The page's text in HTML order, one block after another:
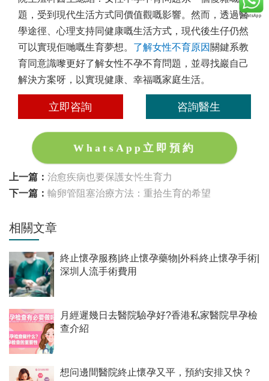
題，受到現代生活方式同價值觀嘅影響。然而，透過醫
學途徑、心理支持同健康嘅生活方式，現代後生仔仍然
可以實現佢哋嘅生育夢想。 了解女性不育原因關鍵系教
育同意識嚟更好了解女性不孕不育問題，並尋找巖自己
解決方案呀，以實現健康、幸福嘅家庭生活。
立即咨詢 咨詢醫生
WhatsApp立即預約
上一篇： 治愈疾病也要保護女性生育力
下一篇： 輸卵管阻塞治療方法：重拾生育的希望
相關文章
終止懷孕服務|終止懷孕藥物|外科終止懷孕手術|
深圳人流手術費用
月經遲幾日去醫院驗孕好?香港私家醫院早孕檢
查介紹
想问邊間醫院終止懷孕又平，預約安排又快？